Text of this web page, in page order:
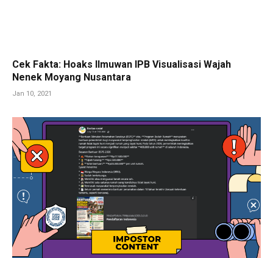
Cek Fakta: Hoaks Ilmuwan IPB Visualisasi Wajah
Nenek Moyang Nusantara
Jan 10, 2021